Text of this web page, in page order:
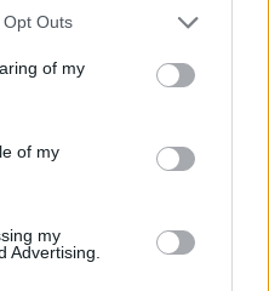
Outs
of my
of my
my
Advertising.
στο
Τα νέα της ημέρας
και στο Instagram